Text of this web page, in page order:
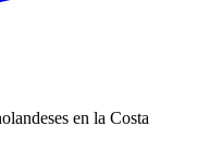
en la Costa